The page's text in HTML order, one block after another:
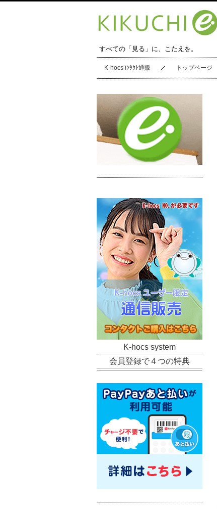
すべての「見る」に、こたえを。
K-hocsｺﾝﾀｸﾄ通販 トップページ
K-hocs system
会員登録で４つの特典